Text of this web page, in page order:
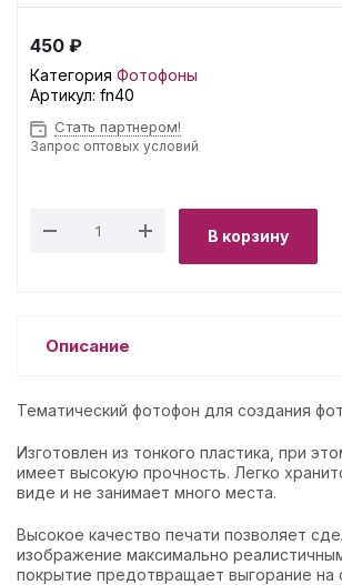
450 ₽
Категория Фотофоны
Артикул: fn40
Стать партнером!
Запрос оптовых условий
В корзину
Описание
Тематический фотофон для создания
Изготовлен из тонкого пластика, при
имеет высокую прочность. Легко
виде и не занимает много места.
Высокое качество печати позволяет
изображение максимально
покрытие предотвращает выгорание на